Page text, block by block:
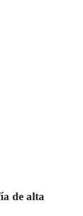
de alta